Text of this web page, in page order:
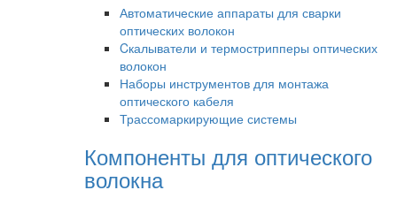
Автоматические аппараты для сварки
оптических волокон
Cкалыватели и термострипперы оптических
волокон
Наборы инструментов для монтажа
оптического кабеля
Трассомаркирующие системы
Компоненты для оптического
волокна